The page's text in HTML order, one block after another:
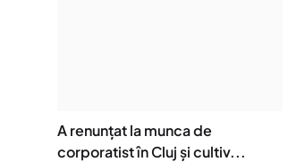
A renunțat la munca de
corporatist în Cluj și cultiv...